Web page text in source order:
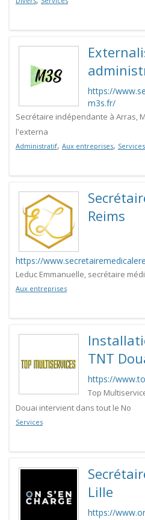
https://
m3s.fr/
Secrétaire indépendante à Arras,
l'externa
Administratif, Aux entreprises, Services
Reims
https://
Leduc Emmanuelle, secrétaire
Aux entreprises
TNT
https://
Top
Douai intervient dans tout le No
Services
Lille
https://